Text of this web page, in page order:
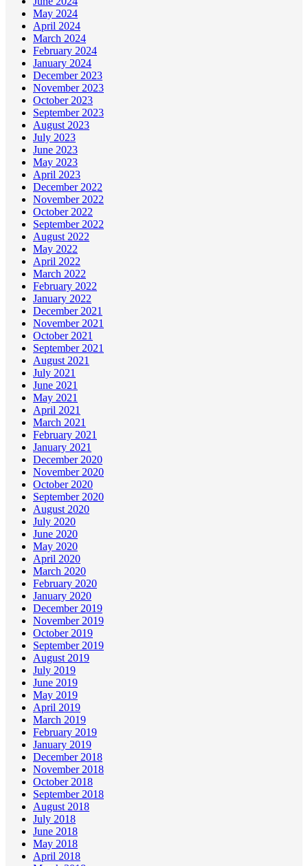
May 2024
April 2024
March 2024
February 2024
January 2024
December 2023
November 2023
October 2023
September 2023
August 2023
July 2023
June 2023
May 2023
April 2023
December 2022
November 2022
October 2022
September 2022
August 2022
May 2022
April 2022
March 2022
February 2022
January 2022
December 2021
November 2021
October 2021
September 2021
August 2021
July 2021
June 2021
May 2021
April 2021
March 2021
February 2021
January 2021
December 2020
November 2020
October 2020
September 2020
August 2020
July 2020
June 2020
May 2020
April 2020
March 2020
February 2020
January 2020
December 2019
November 2019
October 2019
September 2019
August 2019
July 2019
June 2019
May 2019
April 2019
March 2019
February 2019
January 2019
December 2018
November 2018
October 2018
September 2018
August 2018
July 2018
June 2018
May 2018
April 2018